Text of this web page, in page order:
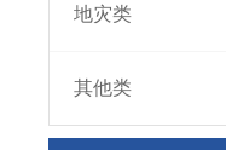
地灾类
其他类